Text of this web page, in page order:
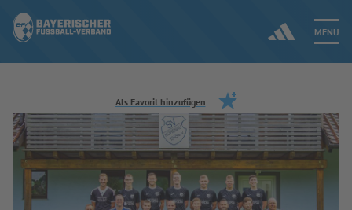
MENÜ
Jetzt einloggen
ERGEBNISSE & WETTBEWERBE
NEUIGKEITEN
Als Favorit hinzufügen